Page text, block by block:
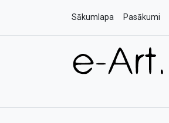
Sākumlapa Pasākumi